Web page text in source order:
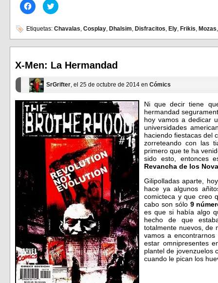
Haz
clic
en
Facebook
(Se
abre
ventana
nueva)
Haz
clic
en
(Se
abre
ventana
nueva)
Etiquetas: Chavalas, Cosplay, Dhalsim, Disfracitos, Ely, Frikis, Mozas
X-Men: La Hermandad
SrGrifter, el 25 de octubre de 2014 en Cómics
Ni que decir tiene
hermandad
hoy vamos a dedicar
universidades
haciendo fiestacas del
zorreteando con las
primero que te ha
sido esto, entonces
Revancha de los
Gilipolladas aparte,
hace ya algunos
comicteca y que creo
cabo son sólo9
es que si había algo
hecho de que
totalmente nuevos, de
vamos a
estar omnipresentes
plantel de jovenzuelos
cuando le pican los